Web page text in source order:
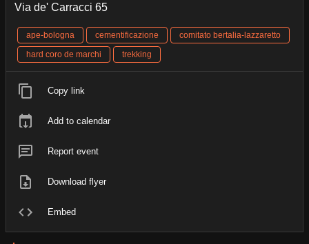
Via de' Carracci 65
ape-bologna cementificazione
comitato bertalia-lazzaretto
hard coro de marchi
trekking
Copy link
Add to calendar
Report event
Download flyer
Embed